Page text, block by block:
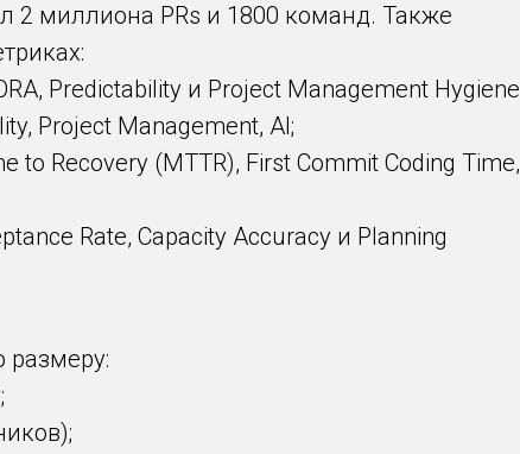
2 миллиона PRs и 1800 команд. Также
Predictability и Project Management Hygiene
Project Management, AI;
Recovery (MTTR), First Commit Coding Time,
Rate, Capacity Accuracy и Planning